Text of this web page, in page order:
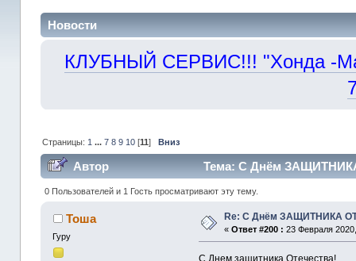
Новости
КЛУБНЫЙ СЕРВИС!!! "Хонда -
Страницы: 1 ... 7 8 9 10[11] Вниз
Автор Тема: С Днём
0 Пользователей и 1 Гость просматривают эту тему.
Тоша
Гуру
Re: С Днём ЗАЩИТНИКА
«Ответ #200 : 23 Февраля
С Днем защитника Отечества!